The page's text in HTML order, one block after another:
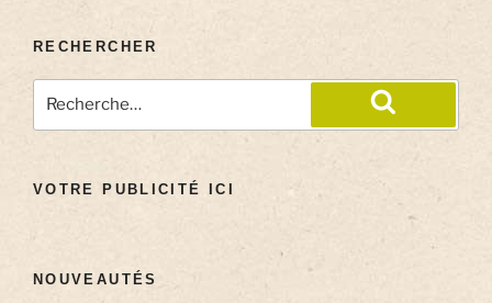
RECHERCHER
VOTRE PUBLICITÉ ICI
NOUVEAUTÉS